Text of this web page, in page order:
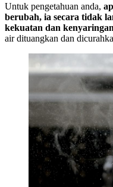
Untuk pengetahuan anda,
berubah, ia secara tidak
kekuatan dan
air dituangkan dan